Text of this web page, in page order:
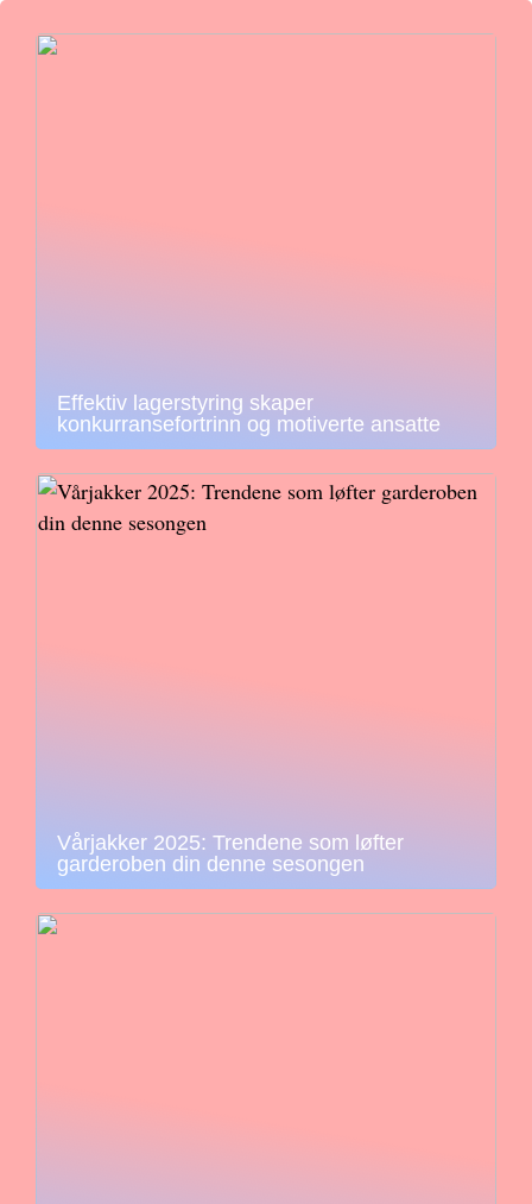
Effektiv lagerstyring skaper
konkurransefortrinn og motiverte ansatte
Vårjakker 2025: Trendene som løfter
garderoben din denne sesongen